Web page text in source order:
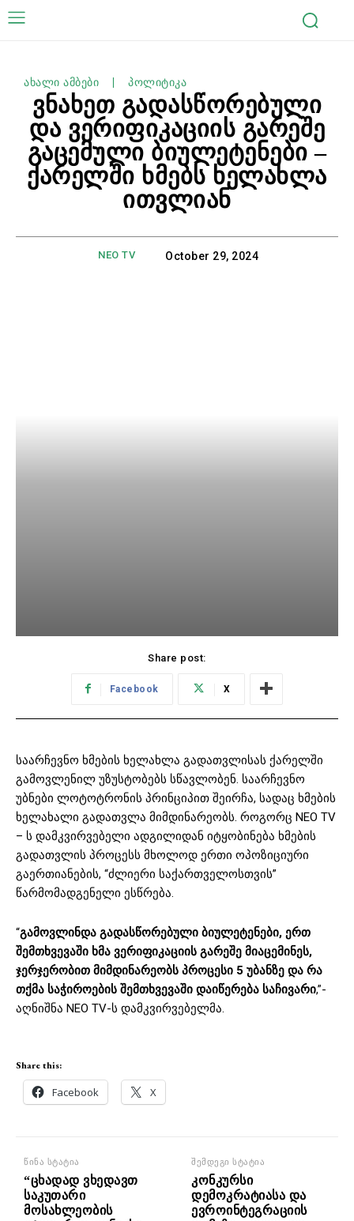
ახალი ამბები პოლიტიკა
ვნახეთ გადასწორებული
და ვერიფიკაციის გარეშე
გაცემული ბიულეტენები –
ქარელში ხმებს ხელახლა
ითვლიან
NEO TV October 29, 2024
Share post:
Facebook X
საარჩევნო ხმების ხელახლა გადათვლისას ქარელში
გამოვლენილ უზუსტობებს სწავლობენ. საარჩევნო
უბნები ლოტოტრონის პრინციპით შეირჩა, სადაც ხმების
ხელახალი გადათვლა მიმდინარეობს. როგორც NEO TV
– ს დამკვირვებელი ადგილიდან იტყობინება ხმების
გადათვლის პროცესს მხოლოდ ერთი ოპოზიციური
გაერთიანების, “ძლიერი საქართველოსთვის”
წარმომადგენელი ესწრება.
“გამოვლინდა გადასწორებული ბიულეტენები, ერთ
შემთხვევაში ხმა ვერიფიკაციის გარეშე მიაცემინეს,
ჯერჯერობით მიმდინარეობს პროცესი 5 უბანზე და რა
თქმა საჭიროების შემთხვევაში დაიწერება საჩივარი,”-
აღნიშნა NEO TV-ს დამკვირვებელმა.
Share this:
Facebook X
წინა სტატია
“ცხადად ვხედავთ
საკუთარი
მოსახლეობის
შემდეგი სტატია
კონკურსი
დემოკრატიასა და
ევროინტეგრაციის